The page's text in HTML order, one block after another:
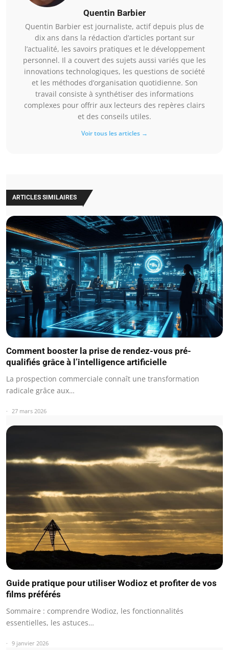
Quentin Barbier
Quentin Barbier est journaliste, actif depuis plus de
dix ans dans la rédaction d’articles portant sur
l’actualité, les savoirs pratiques et le développement
personnel. Il a couvert des sujets aussi variés que les
innovations technologiques, les questions de société
et les méthodes d’organisation quotidienne. Son
travail consiste à synthétiser des informations
complexes pour offrir aux lecteurs des repères clairs
et des conseils utiles.
Voir tous les articles →
ARTICLES SIMILAIRES
Comment booster la prise de rendez-vous pré-
qualifiés grâce à l’intelligence artificielle
La prospection commerciale connaît une transformation
radicale grâce aux…
27 mars 2026
Guide pratique pour utiliser Wodioz et profiter de vos
films préférés
Sommaire : comprendre Wodioz, les fonctionnalités
essentielles, les astuces…
9 janvier 2026